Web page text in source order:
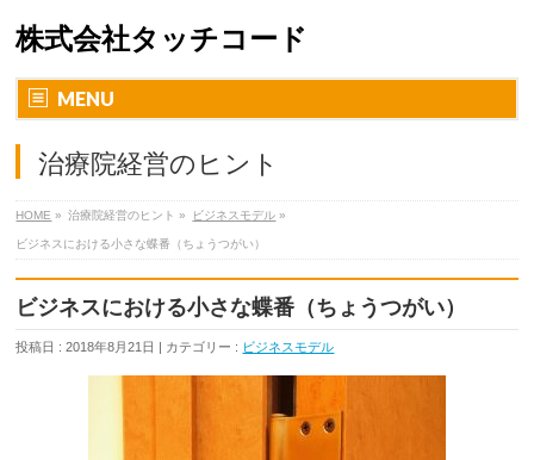
株式会社タッチコード
MENU
治療院経営のヒント
HOME » 治療院経営のヒント » ビジネスモデル »
ビジネスにおける小さな蝶番（ちょうつがい）
ビジネスにおける小さな蝶番（ちょうつがい）
投稿日 : 2018年8月21日 | カテゴリー : ビジネスモデル